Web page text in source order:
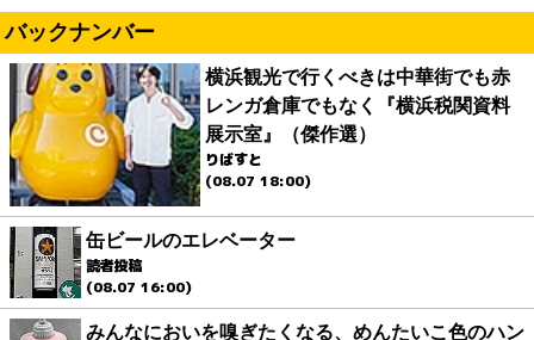
バックナンバー
横浜観光で行くべきは中華街でも赤
レンガ倉庫でもなく『横浜税関資料
展示室』（傑作選）
りばすと
(08.07 18:00)
缶ビールのエレベーター
読者投稿
(08.07 16:00)
みんなにおいを嗅ぎたくなる、めんたいこ色のハン